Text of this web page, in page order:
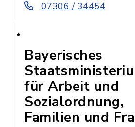
07306 / 34454
Bayerisches
für Arbeit und
Sozialordnung,
Familien und